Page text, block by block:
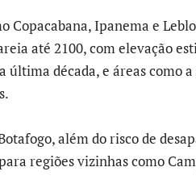
Copacabana, Ipanema e
até 2100, com elevação
última década, e áreas como a
além do risco de
regiões vizinhas como